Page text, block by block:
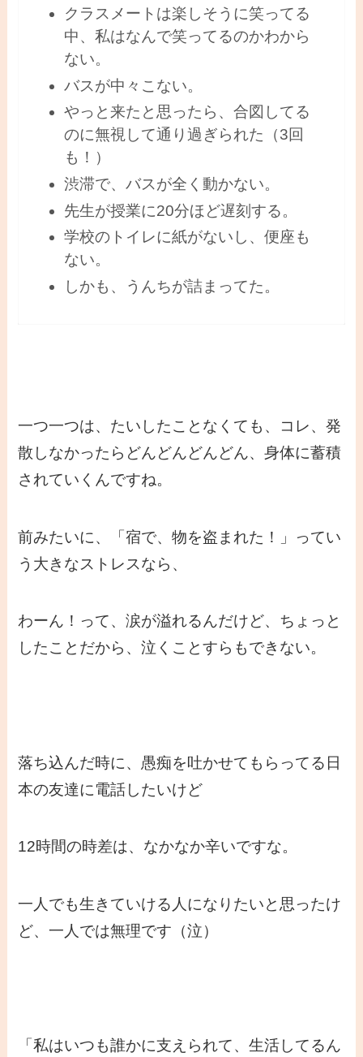
クラスメートは楽しそうに笑ってる
中、私はなんで笑ってるのかわから
ない。
バスが中々こない。
やっと来たと思ったら、合図してる
のに無視して通り過ぎられた（3回
も！）
渋滞で、バスが全く動かない。
先生が授業に20分ほど遅刻する。
学校のトイレに紙がないし、便座も
ない。
しかも、うんちが詰まってた。
一つ一つは、たいしたことなくても、コレ、発
散しなかったらどんどんどんどん、身体に蓄積
されていくんですね。
前みたいに、「宿で、物を盗まれた！」ってい
う大きなストレスなら、
わーん！って、涙が溢れるんだけど、ちょっと
したことだから、泣くことすらもできない。
落ち込んだ時に、愚痴を吐かせてもらってる日
本の友達に電話したいけど
12時間の時差は、なかなか辛いですな。
一人でも生きていける人になりたいと思ったけ
ど、一人では無理です（泣）
「私はいつも誰かに支えられて、生活してるん